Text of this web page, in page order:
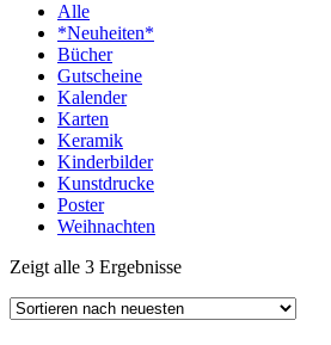
Alle
*Neuheiten*
Bücher
Gutscheine
Kalender
Karten
Keramik
Kinderbilder
Kunstdrucke
Poster
Weihnachten
Zeigt alle 3 Ergebnisse